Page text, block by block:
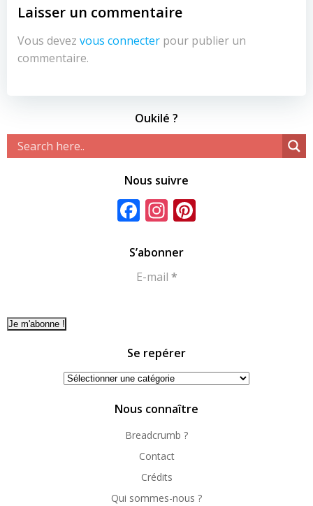
Laisser un commentaire
Vous devez vous connecter pour publier un
commentaire.
Oukilé ?
Nous suivre
Facebook
Instagram
S’abonner
E-mail *
Se repérer
Se
Nous connaître
Breadcrumb ?
Contact
Crédits
Qui sommes-nous ?